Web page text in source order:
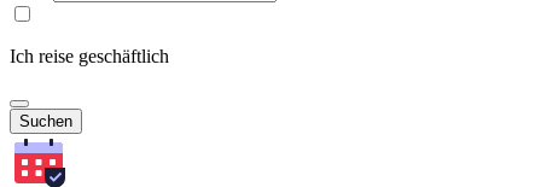
Ich reise geschäftlich
Suchen